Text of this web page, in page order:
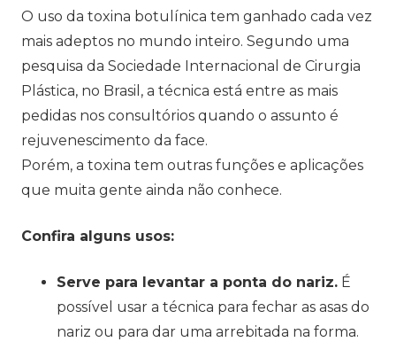
O uso da toxina botulínica tem ganhado cada vez
mais adeptos no mundo inteiro. Segundo uma
pesquisa da Sociedade Internacional de Cirurgia
Plástica, no Brasil, a técnica está entre as mais
pedidas nos consultórios quando o assunto é
rejuvenescimento da face.
Porém, a toxina tem outras funções e aplicações
que muita gente ainda não conhece.
Confira alguns usos:
Serve para levantar a ponta do nariz. É
possível usar a técnica para fechar as asas do
nariz ou para dar uma arrebitada na forma.